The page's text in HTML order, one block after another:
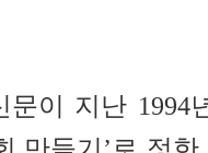
이 지난 1994